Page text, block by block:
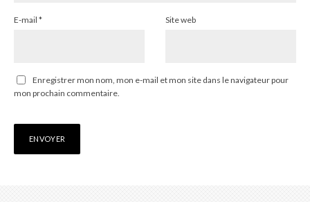
E-mail * Site web
Enregistrer mon nom, mon e-mail et mon site dans le navigateur pour
mon prochain commentaire.